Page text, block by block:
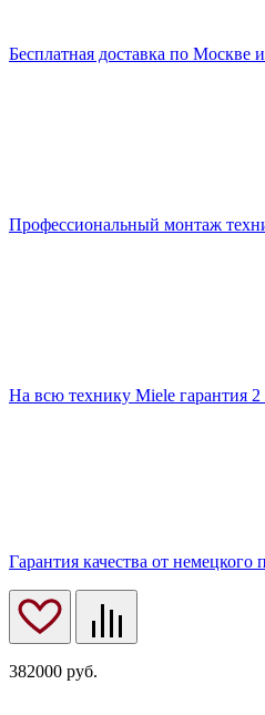
Бесплатная доставка по Москве
Профессиональный монтаж
На всю технику Miele гарантия 2
Гарантия качества от немецкого
382000 руб.